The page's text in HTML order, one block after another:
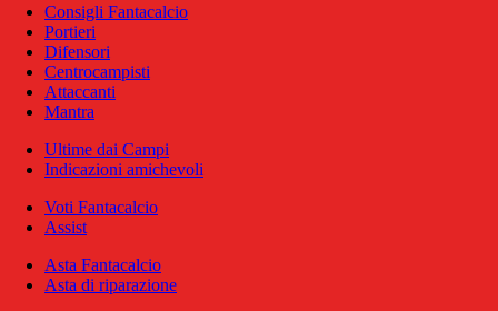
Consigli Fantacalcio
Portieri
Difensori
Centrocampisti
Attaccanti
Mantra
Ultime dai Campi
Indicazioni amichevoli
Voti Fantacalcio
Assist
Asta Fantacalcio
Asta di riparazione